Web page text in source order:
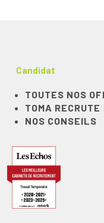
Candidat
TOUTES NOS
TOMA RECRUTE
NOS CONSEILS